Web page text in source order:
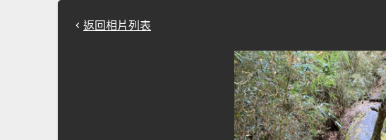
返回相片列表